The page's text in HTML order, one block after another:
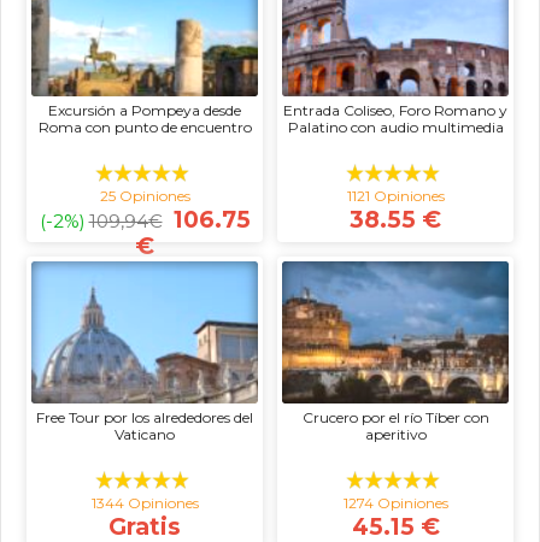
Excursión a Pompeya desde
Roma con punto de encuentro
25 Opiniones
(-2%) 109,94€ 106.75
€
Entrada Coliseo, Foro Romano y
Palatino con audio multimedia
1121 Opiniones
38.55 €
Free Tour por los alrededores del
Vaticano
1344 Opiniones
Gratis
Crucero por el río Tíber con
aperitivo
1274 Opiniones
45.15 €